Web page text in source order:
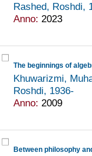
Rashed, Roshdi,
Anno: 2023
The beginnings of
Khuwarizmi,
Roshdi, 1936-
Anno: 2009
Between philosophy